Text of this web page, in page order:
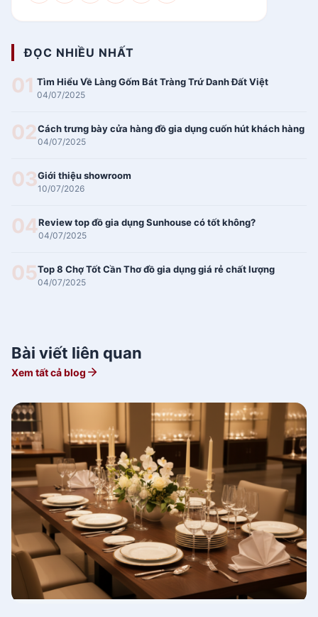
Siêu thị luxy Gần Đây
Đây
Xem Chi Tiết
Đây
Xem Chi Tiết
Siêu thị Nhật Bản
Siêu thị Nội Thất
Siêu thị Mini Gần Đây
Xem Chi Tiết
Siêu thị Lan Chi Gần Đây
Siêu Thị Thuốc Gần Đây
Xem Chi Tiết
Siêu Thị Điện Máy Gần
ĐỌC NHIỀU NHẤT
01 Tìm Hiểu Về Làng Gốm Bát Tràng Trứ Danh Đất Việt
04/07/2025
02Cách trưng bày cửa hàng đồ gia dụng cuốn hút khách hàng
04/07/2025
03Giới thiệu showroom
10/07/2026
04Review top đồ gia dụng Sunhouse có tốt không?
04/07/2025
05Top 8 Chợ Tốt Cần Thơ đồ gia dụng giá rẻ chất lượng
04/07/2025
Bài viết liên quan
Xem tất cả blog